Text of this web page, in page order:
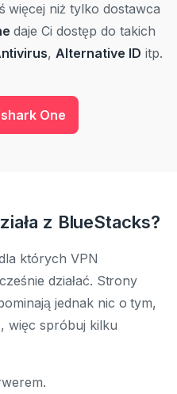
więcej niż tylko dostawca
daje Ci dostęp do takich
,Alternative ID itp.
One
z BlueStacks?
których VPN
działać. Strony
jednak nic o tym,
więc spróbuj kilku